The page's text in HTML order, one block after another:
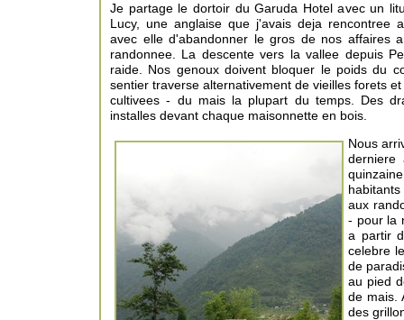
Je partage le dortoir du Garuda Hotel avec un
Lucy, une anglaise que j'avais deja rencontree
avec elle d'abandonner le gros de nos affaires
randonnee. La descente vers la vallee depuis
raide. Nos genoux doivent bloquer le poids du
sentier traverse alternativement de vieilles forets
cultivees - du mais la plupart du temps. Des
installes devant chaque maisonnette en bois.
Nous
derniere
aux
- pour la
a partir
celebre
de
au pied
de mais.
des